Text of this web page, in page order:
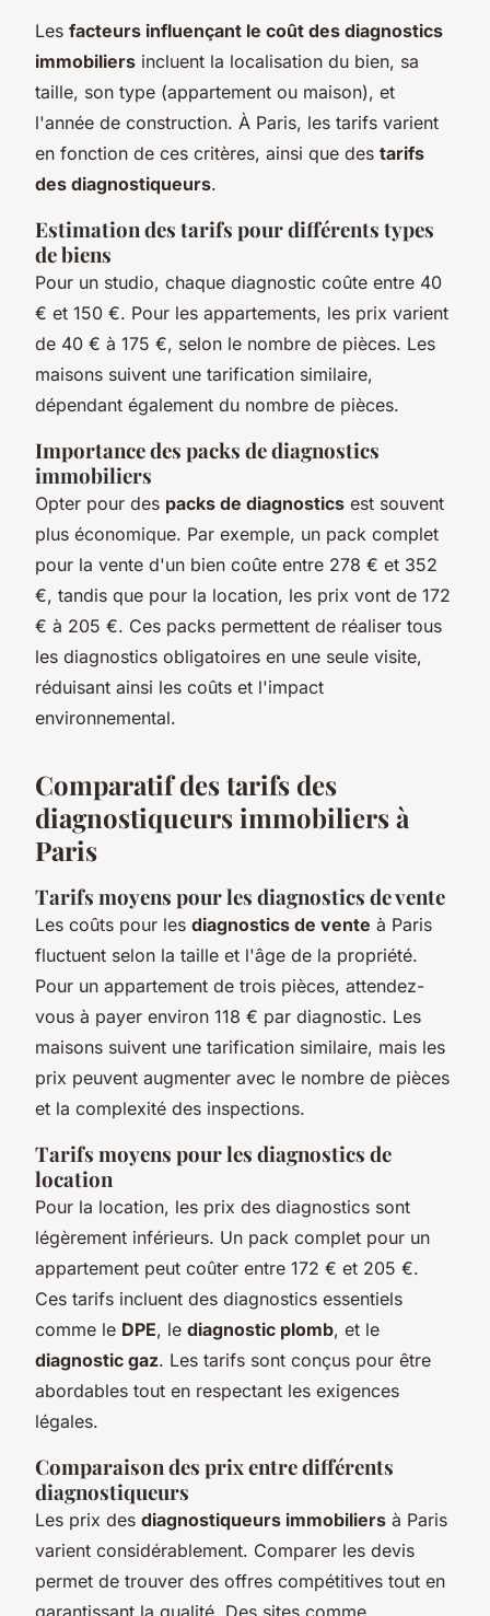
Les facteurs influençant le coût des diagnostics
immobiliers incluent la localisation du bien, sa
taille, son type (appartement ou maison), et
l'année de construction. À Paris, les tarifs varient
en fonction de ces critères, ainsi que des tarifs
des diagnostiqueurs.
Estimation des tarifs pour différents types
de biens
Pour un studio, chaque diagnostic coûte entre 40
€ et 150 €. Pour les appartements, les prix varient
de 40 € à 175 €, selon le nombre de pièces. Les
maisons suivent une tarification similaire,
dépendant également du nombre de pièces.
Importance des packs de diagnostics
immobiliers
Opter pour des packs de diagnostics est souvent
plus économique. Par exemple, un pack complet
pour la vente d'un bien coûte entre 278 € et 352
€, tandis que pour la location, les prix vont de 172
€ à 205 €. Ces packs permettent de réaliser tous
les diagnostics obligatoires en une seule visite,
réduisant ainsi les coûts et l'impact
environnemental.
Comparatif des tarifs des
diagnostiqueurs immobiliers à
Paris
Tarifs moyens pour les diagnostics de vente
Les coûts pour les diagnostics de vente à Paris
fluctuent selon la taille et l'âge de la propriété.
Pour un appartement de trois pièces, attendez-
vous à payer environ 118 € par diagnostic. Les
maisons suivent une tarification similaire, mais les
prix peuvent augmenter avec le nombre de pièces
et la complexité des inspections.
Tarifs moyens pour les diagnostics de
location
Pour la location, les prix des diagnostics sont
légèrement inférieurs. Un pack complet pour un
appartement peut coûter entre 172 € et 205 €.
Ces tarifs incluent des diagnostics essentiels
comme le DPE, le diagnostic plomb, et le
diagnostic gaz. Les tarifs sont conçus pour être
abordables tout en respectant les exigences
légales.
Comparaison des prix entre différents
diagnostiqueurs
Les prix des diagnostiqueurs immobiliers à Paris
varient considérablement. Comparer les devis
permet de trouver des offres compétitives tout en
garantissant la qualité. Des sites comme